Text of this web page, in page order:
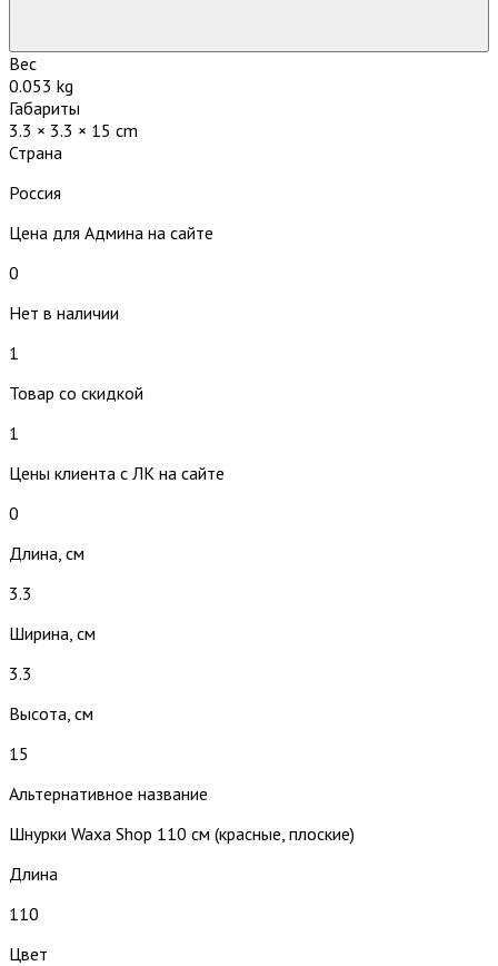
Вес
0.053 kg
Габариты
3.3 × 3.3 × 15 cm
Страна
Россия
Цена для Админа на сайте
0
Нет в наличии
1
Товар со скидкой
1
Цены клиента с ЛК на сайте
0
Длина, см
3.3
Ширина, см
3.3
Высота, см
15
Альтернативное название
Шнурки Waxa Shop 110 см (красные, плоские)
Длина
110
Цвет